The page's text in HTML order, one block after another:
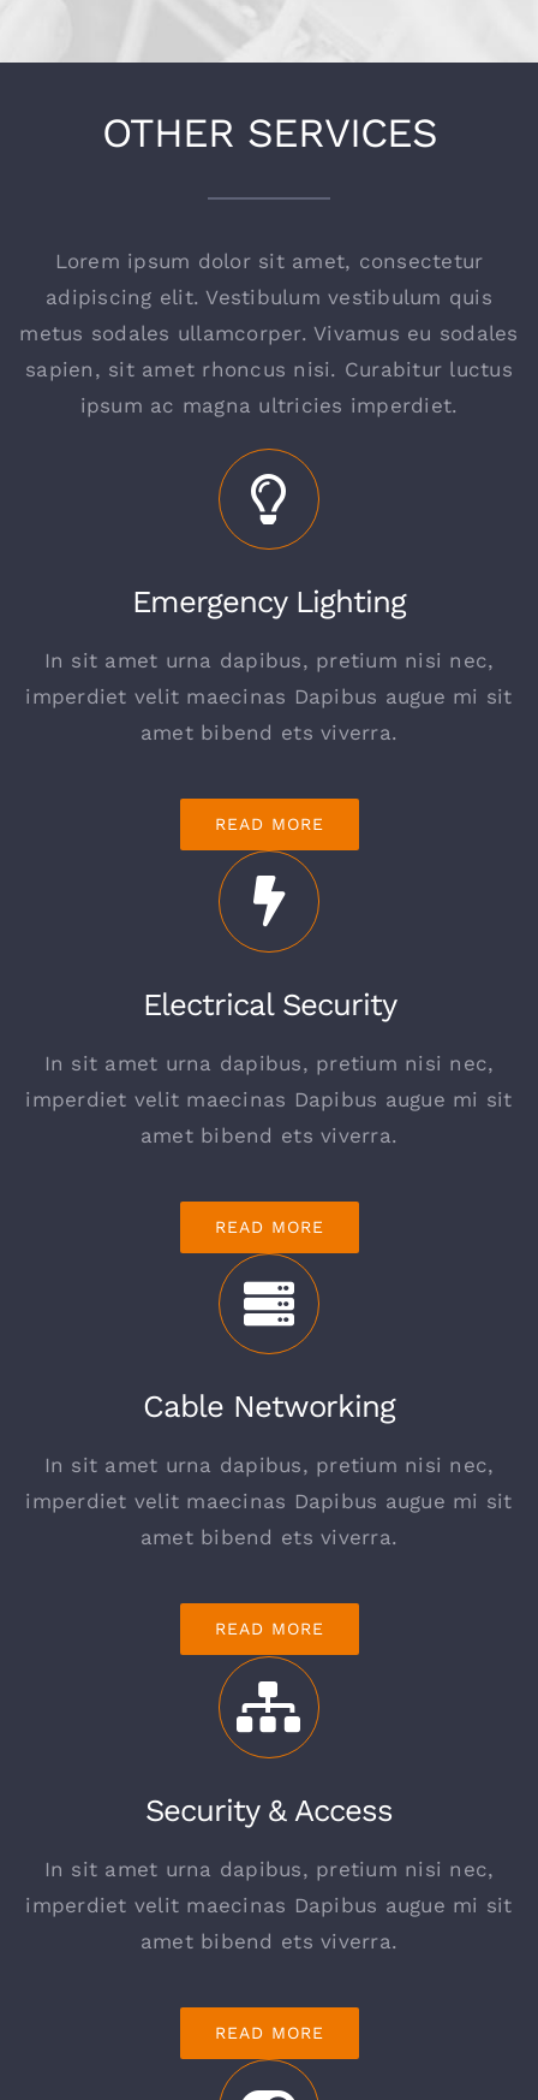
OTHER SERVICES
Lorem ipsum dolor sit amet, consectetur
adipiscing elit. Vestibulum vestibulum quis
metus sodales ullamcorper. Vivamus eu sodales
sapien, sit amet rhoncus nisi. Curabitur luctus
ipsum ac magna ultricies imperdiet.
Emergency Lighting
In sit amet urna dapibus, pretium nisi nec,
imperdiet velit maecinas Dapibus augue mi sit
amet bibend ets viverra.
READ MORE
Electrical Security
In sit amet urna dapibus, pretium nisi nec,
imperdiet velit maecinas Dapibus augue mi sit
amet bibend ets viverra.
READ MORE
Cable Networking
In sit amet urna dapibus, pretium nisi nec,
imperdiet velit maecinas Dapibus augue mi sit
amet bibend ets viverra.
READ MORE
Security & Access
In sit amet urna dapibus, pretium nisi nec,
imperdiet velit maecinas Dapibus augue mi sit
amet bibend ets viverra.
READ MORE